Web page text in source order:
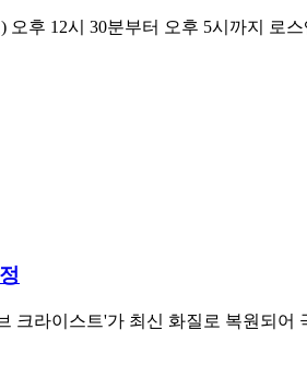
오후 12시 30분부터 오후 5시까지
크라이스트'가 최신 화질로 복원되